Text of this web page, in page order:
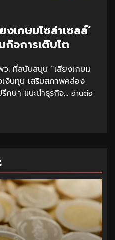
งเกษมโซล่าเซลล์’
จการเติบโต
. ที่สนับสนุน “เสียงเกษม
เงินทุน เสริมสภาพคล่อง
กษา แนะนำธุรกิจ... อ่านต่อ